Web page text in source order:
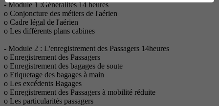
- Module 1 :Généralités 14 heures
o Conjoncture des métiers de l'aérien
o Cadre légal de l'aérien
o Les différents plans cabines
- Module 2 : L'enregistrement des Passagers 14heures
o Enregistrement des Passagers
o Enregistrement des bagages de soute
o Etiquetage des bagages à main
o Les excédents Bagages
o Enregistrement des Passagers à mobilité réduite
o Les particularités passagers